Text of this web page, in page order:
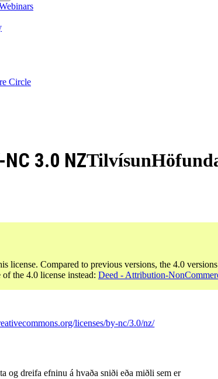
Circle
NC 3.0 NZ
license. Compared to previous versions, the 4.0
the 4.0 license instead: Deed - Attribution-
licenses/by-nc/3.0/nz/
og dreifa efninu á hvaða sniði eða miðli sem er